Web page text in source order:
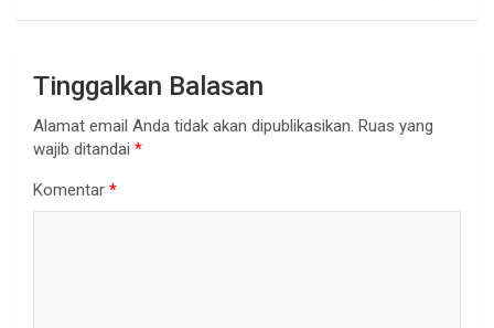
Tinggalkan Balasan
Alamat email Anda tidak akan dipublikasikan. Ruas yang
wajib ditandai *
Komentar *